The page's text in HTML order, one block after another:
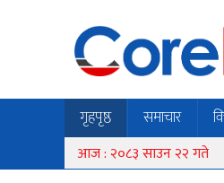
गृहपृष्ठ समाचार
आज : २०८३ साउन २२ गते